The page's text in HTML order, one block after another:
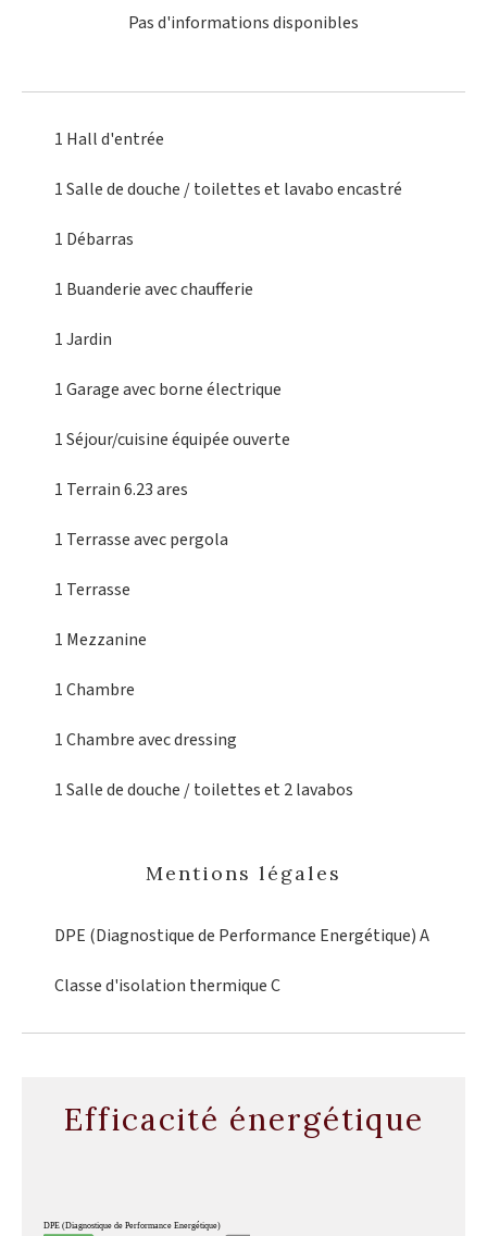
Pas d'informations disponibles
1 Hall d'entrée
1 Salle de douche / toiletteset lavabo encastré
1 Débarras
1 Buanderieavec chaufferie
1 Jardin
1 Garageavec borne électrique
1 Séjour/cuisineéquipée ouverte
1 Terrain6.23 ares
1 Terrasseavec pergola
1 Terrasse
1 Mezzanine
1 Chambre
1 Chambreavec dressing
1 Salle de douche / toiletteset 2 lavabos
Mentions légales
DPE (Diagnostique de Performance Energétique)A
Classe d'isolation thermiqueC
Efficacité énergétique
DPE (Diagnostique de Performance Energétique)